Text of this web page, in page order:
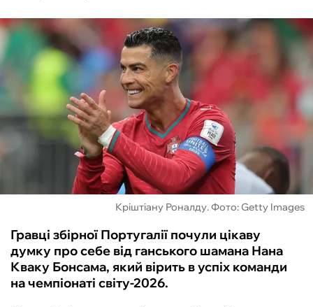
КІБЕРСПОРТ
ЧС-2026
ФУТЗАЛ
ІНШІ
БУКМЕКЕРИ
Кріштіану Роналду. Фото: Getty Images
Гравці збірної Португалії почули цікаву
думку про себе від ганського шамана Нана
Кваку Бонсама, який вірить в успіх команди
на чемпіонаті світу-2026.